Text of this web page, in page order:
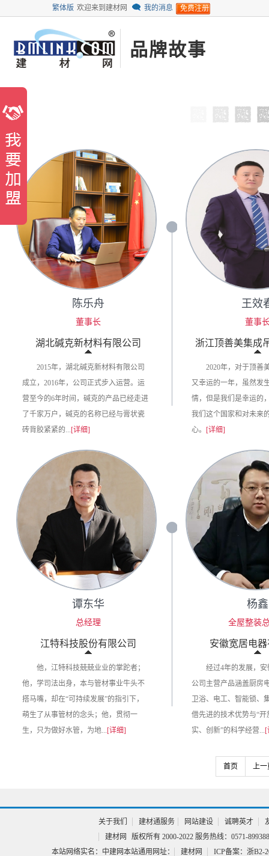
繁体版 欢迎来到建材网 我的消息 免费注册
品牌故事
陈乐舟
董事长
湖北碱克新材料有限公司
2015年，湖北碱克新材料有限公司
成立，2016年，公司正式步入运营。运
营至今的6年时间，碱克的产品已经走进
了千家万户，碱克的名称已经与膏状瓷
砖背胶紧紧的...[详细]
王效
董事
浙江顶善美集成
2020年，对于顶善
又幸运的一年，虽然发
情，但是我们是幸运的
我们这个国家和对未来
心。 [详细]
谭东华
总经理
江特科技股份有限公司
他，江特科技兢兢业业的掌跎者；
他，学司法出身，本与管材事业牛头不
搭马嘴，却在“可持续发展”的指引下，
萌生了从事管材的念头；他，贯彻一
生，只为做好水管，为地...[详细]
杨鑫
全屋整装
安徽宽居电
经过4年的发展，
公司主营产品涵盖厨房
卫浴、电工、智能锁、
借先进的技术优势与“
实、创新”的科学经营...[
首页 上一
关于我们 建材通服务 网站建设 诚聘英才
建材网
版权所有 2000-2022 服务热线：0571-
本站网络实名：中建网本站通用网址：
建材网 ICP备案：浙B2-